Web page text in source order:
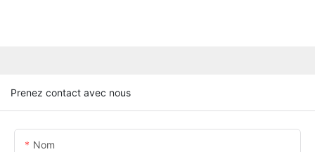
Prenez contact avec nous
Nom